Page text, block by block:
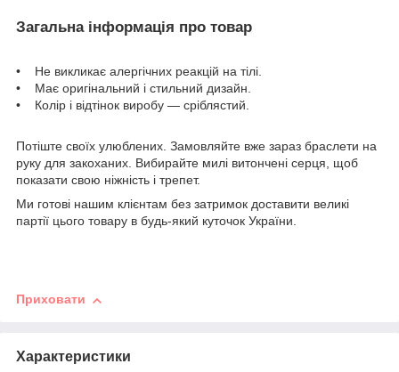
Загальна інформація про товар
• Не викликає алергічних реакцій на тілі.
• Має оригінальний і стильний дизайн.
• Колір і відтінок виробу — сріблястий.
Потіште своїх улюблених. Замовляйте вже зараз браслети на
руку для закоханих. Вибирайте милі витончені серця, щоб
показати свою ніжність і трепет.
Ми готові нашим клієнтам без затримок доставити великі
партії цього товару в будь-який куточок України.
Приховати
Характеристики